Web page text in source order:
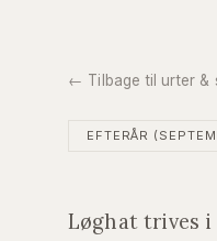
← Tilbage til urter &
EFTERÅR
Løghat trives i